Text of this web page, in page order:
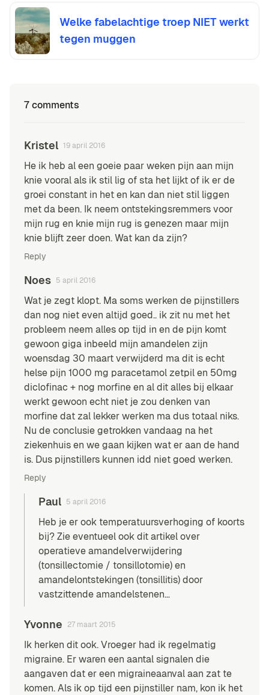
Welke fabelachtige troep NIET werkt
tegen muggen
7 comments
Kristel 19 april 2016
He ik heb al een goeie paar weken pijn aan mijn
knie vooral als ik stil lig of sta het lijkt of ik er de
groei constant in het en kan dan niet stil liggen
met da been. Ik neem ontstekingsremmers voor
mijn rug en knie mijn rug is genezen maar mijn
knie blijft zeer doen. Wat kan da zijn?
Reply
Noes 5 april 2016
Wat je zegt klopt. Ma soms werken de pijnstillers
dan nog niet even altijd goed.. ik zit nu met het
probleem neem alles op tijd in en de pijn komt
gewoon giga inbeeld mijn amandelen zijn
woensdag 30 maart verwijderd ma dit is echt
helse pijn 1000 mg paracetamol zetpil en 50mg
diclofinac + nog morfine en al dit alles bij elkaar
werkt gewoon echt niet je zou denken van
morfine dat zal lekker werken ma dus totaal niks.
Nu de conclusie getrokken vandaag na het
ziekenhuis en we gaan kijken wat er aan de hand
is. Dus pijnstillers kunnen idd niet goed werken.
Reply
Paul 5 april 2016
Heb je er ook temperatuursverhoging of koorts
bij? Zie eventueel ook dit artikel over
operatieve amandelverwijdering
(tonsillectomie / tonsillotomie) en
amandelontstekingen (tonsillitis) door
vastzittende amandelstenen…
Yvonne 27 maart 2015
Ik herken dit ook. Vroeger had ik regelmatig
migraine. Er waren een aantal signalen die
aangaven dat er een migraineaanval aan zat te
komen. Als ik op tijd een pijnstiller nam, kon ik het